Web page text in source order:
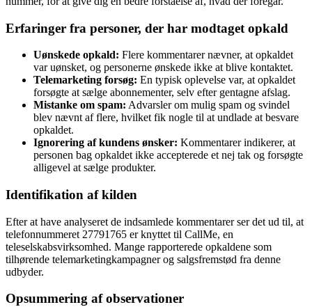
Erfaringer fra personer, der har modtaget opkald
Uønskede opkald: Flere kommentarer nævner, at opkaldet
var uønsket, og personerne ønskede ikke at blive kontaktet.
Telemarketing forsøg: En typisk oplevelse var, at opkaldet
forsøgte at sælge abonnementer, selv efter gentagne afslag.
Mistanke om spam: Advarsler om mulig spam og svindel
blev nævnt af flere, hvilket fik nogle til at undlade at besvare
opkaldet.
Ignorering af kundens ønsker: Kommentarer indikerer, at
personen bag opkaldet ikke accepterede et nej tak og forsøgte
alligevel at sælge produkter.
Identifikation af kilden
Efter at have analyseret de indsamlede kommentarer ser det ud til, at
telefonnummeret 27791765 er knyttet til CallMe, en
teleselskabsvirksomhed. Mange rapporterede opkaldene som
tilhørende telemarketingkampagner og salgsfremstød fra denne
udbyder.
Opsummering af observationer